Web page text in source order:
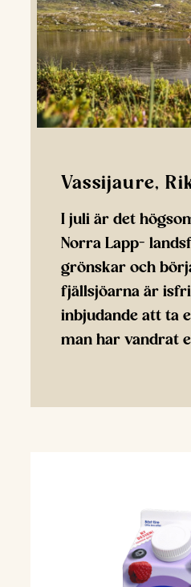
Vassijaure,
I juli är det
Norra Lapp-
grönskar och
fjällsjöarna är
inbjudande att ta
man har vandrat